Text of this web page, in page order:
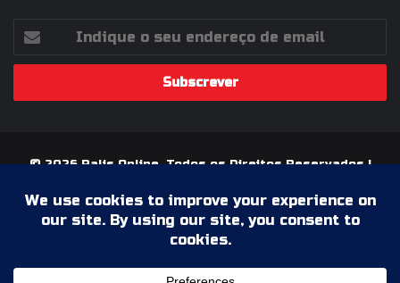
Indique
seu
de
© 2026 Ralis Online, Todos os Direitos Reservados |
Paixão pelos Ralis em Portugal
Termos & Condições
Política de Privacidade